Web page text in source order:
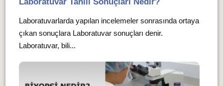
Laboratuvarlarda yapılan incelemeler sonrasında ortaya
çıkan sonuçlara Laboratuvar sonuçları denir.
Laboratuvar, bili...